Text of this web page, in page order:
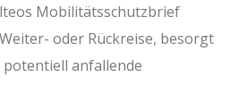
Mobilitätsschutzbrief
oder Rückreise, besorgt
anfallende